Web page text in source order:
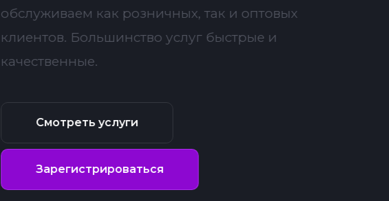
обслуживаем как розничных, так и оптовых
клиентов. Большинство услуг быстрые и
качественные.
Смотреть услуги
Зарегистрироваться